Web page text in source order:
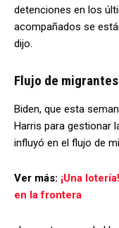
detenciones en los
acompañados se
dijo.
Flujo de migrantes
Biden, que esta
Harris para gestionar
influyó en el flujo de
Ver más: ¡Una
en la frontera